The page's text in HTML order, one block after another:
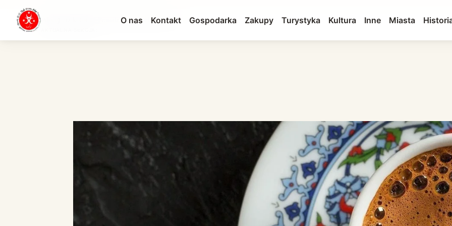
O nas Kontakt Gospodarka Zakupy Turystyka Kultura Inne Miasta
Więcej niż kofeina: Prawdziwa historia kawy po ...